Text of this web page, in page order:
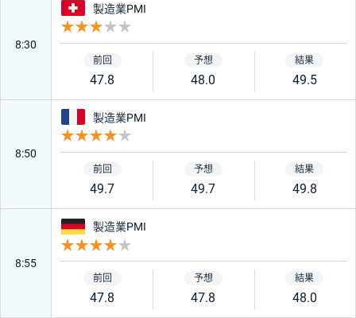
8:30
スイス
製造業PMI
47.8 48.0 49.5
8:50
フランス
製造業PMI
49.7 49.7 49.8
8:55
ドイツ
製造業PMI
47.8 47.8 48.0